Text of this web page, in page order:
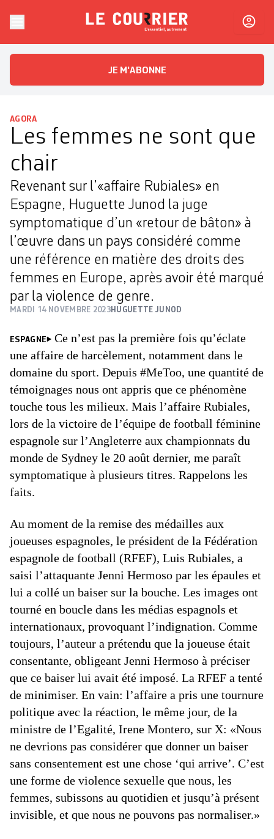
Le CourrierL'essentiel, autrement
JE M'ABONNE
AGORA
Les femmes ne sont que
chair
Revenant sur l’«affaire Rubiales» en
Espagne, Huguette Junod la juge
symptomatique d’un «retour de bâton» à
l’œuvre dans un pays considéré comme
une référence en matière des droits des
femmes en Europe, après avoir été marqué
par la violence de genre.
MARDI 14 NOVEMBRE 2023HUGUETTE JUNOD
ESPAGNE
Ce n’est pas la première fois qu’éclate
une affaire de harcèlement, notamment dans le
domaine du sport. Depuis #MeToo, une quantité de
témoignages nous ont appris que ce phénomène
touche tous les milieux. Mais l’affaire Rubiales,
lors de la victoire de l’équipe de football féminine
espagnole sur l’Angleterre aux championnats du
monde de Sydney le 20 août dernier, me paraît
symptomatique à plusieurs titres. Rappelons les
faits.
Au moment de la remise des médailles aux
joueuses espagnoles, le président de la Fédération
espagnole de football (RFEF), Luis Rubiales, a
saisi l’attaquante Jenni Hermoso par les épaules et
lui a collé un baiser sur la bouche. Les images ont
tourné en boucle dans les médias espagnols et
internationaux, provoquant l’indignation. Comme
toujours, l’auteur a prétendu que la joueuse était
consentante, obligeant Jenni Hermoso à préciser
que ce baiser lui avait été imposé. La RFEF a tenté
de minimiser. En vain: l’affaire a pris une tournure
politique avec la réaction, le même jour, de la
ministre de l’Egalité, Irene Montero, sur X: «Nous
ne devrions pas considérer que donner un baiser
sans consentement est une chose ‘qui arrive’. C’est
une forme de violence sexuelle que nous, les
femmes, subissons au quotidien et jusqu’à présent
invisible, et que nous ne pouvons pas normaliser.»